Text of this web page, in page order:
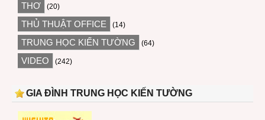
THƠ (20)
THỦ THUẬT OFFICE (14)
TRUNG HỌC KIẾN TƯỜNG (64)
VIDEO (242)
GIA ĐÌNH TRUNG HỌC KIẾN TƯỜNG